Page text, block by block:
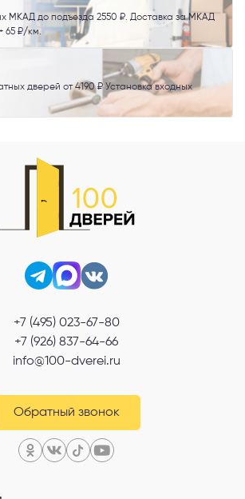
МКАД до подъезда 2550 ₽. Доставка за МКАД
65 ₽/км.
дверей от 4190 ₽ Установка входных
+7 (495) 023-67-80
+7 (926) 837-64-66
info@100-dverei.ru
Обратный звонок